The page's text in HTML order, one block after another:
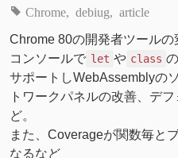
Chrome debiug article
Chrome 80の開発者ツールの
コンソールで let や class
サポートしWebAssemblyの
トワークパネルの改善、デ
ど。
また、Coverageが関数毎と
なるなど